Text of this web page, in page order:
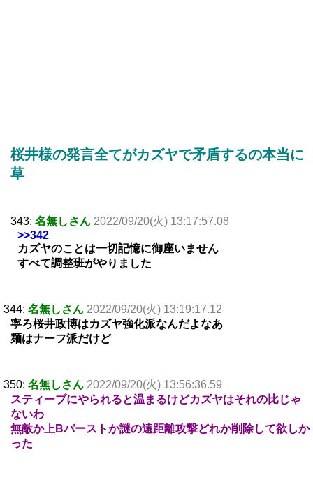
桜井様の発言全てがカズヤで矛盾するの本当に
草
343: 名無しさん 2022/09/20(火) 13:17:57.08
>>342
カズヤのことは一切記憶に御座いません
すべて調整班がやりました
344: 名無しさん 2022/09/20(火) 13:19:17.12
寧ろ桜井政博はカズヤ強化派なんだよなあ
麺はナーフ派だけど
350: 名無しさん 2022/09/20(火) 13:56:36.59
スティーブにやられると温まるけどカズヤはそれの比じゃ
ないわ
無敵か上Bバーストか謎の遠距離攻撃どれか削除して欲しか
った